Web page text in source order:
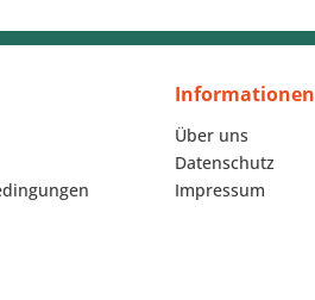
Informationen
Über uns
Datenschutz
Impressum